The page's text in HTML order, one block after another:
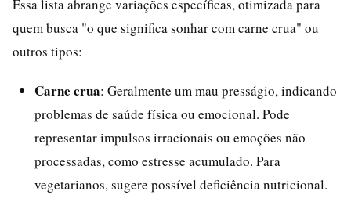
Essa lista abrange variações específicas, otimizada para
quem busca "o que significa sonhar com carne crua" ou
outros tipos:
Carne crua: Geralmente um mau presságio, indicando
problemas de saúde física ou emocional. Pode
representar impulsos irracionais ou emoções não
processadas, como estresse acumulado. Para
vegetarianos, sugere possível deficiência nutricional.